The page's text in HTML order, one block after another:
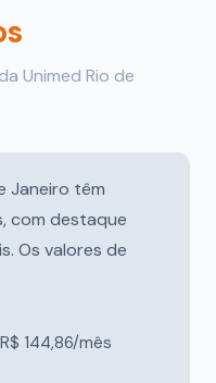
Unimed Rio de
Janeiro têm
com destaque
Os valores de
144,86/mês